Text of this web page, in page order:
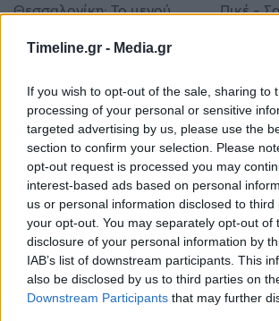
Timeline.gr - Media.gr
If you wish to opt-out of the sale, sharing to
processing of your personal or sensitive
targeted advertising by us, please use the
section to confirm your selection. Please
opt-out request is processed you may
interest-based ads based on personal
us or personal information disclosed to
your opt-out. You may separately opt-out of
disclosure of your personal information by
IAB’s list of downstream participants. This
also be disclosed by us to third parties on
Downstream Participants that may further
Θεσσαλονίκη: Το μενού
για τη Συνεργασία των
Νοτιοανατολικής
Ευρώπης
Πικέ –
η πέτρα
Η
Μπορεί επίσης να σε
ΕΛΛΆΔΑ ΕΛΛΆΔΑ